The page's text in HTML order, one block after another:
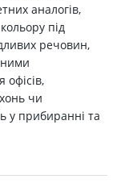
аналогів,
під
речовин,
чи
у прибиранні та